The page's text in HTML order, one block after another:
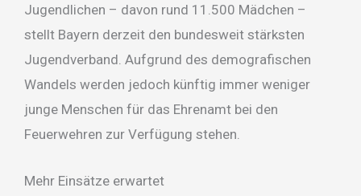
Jugendlichen – davon rund 11.500 Mädchen –
stellt Bayern derzeit den bundesweit stärksten
Jugendverband. Aufgrund des demografischen
Wandels werden jedoch künftig immer weniger
junge Menschen für das Ehrenamt bei den
Feuerwehren zur Verfügung stehen.
Mehr Einsätze erwartet